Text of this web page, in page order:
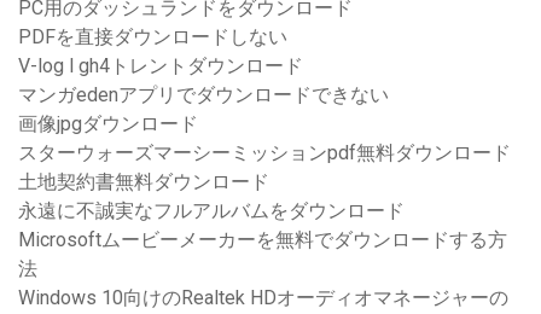
PC用のダッシュランドをダウンロード
PDFを直接ダウンロードしない
V-log l gh4トレントダウンロード
マンガedenアプリでダウンロードできない
画像jpgダウンロード
スターウォーズマーシーミッションpdf無料ダウンロード
土地契約書無料ダウンロード
永遠に不誠実なフルアルバムをダウンロード
Microsoftムービーメーカーを無料でダウンロードする方
法
Windows 10向けのRealtek HDオーディオマネージャーの